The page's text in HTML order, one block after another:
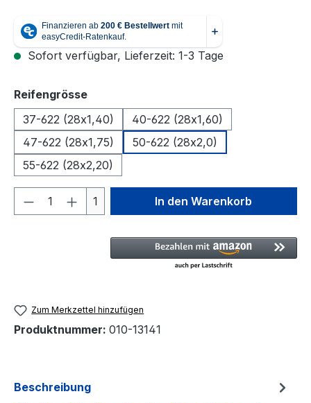
Sofort verfügbar, Lieferzeit: 1-3 Tage
Reifengrösseauswählen
37-622 (28x1,40)
40-622 (28x1,60)
47-622 (28x1,75)
50-622 (28x2,0)
55-622 (28x2,20)
Produkt Anzahl: Gib den
1 In den Warenkorb
Zum Merkzettel hinzufügen
Produktnummer: 010-13141
Beschreibung